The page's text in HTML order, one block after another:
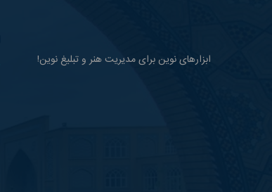
ابزارهای نوین برای مدیریت هنر و تبلیغ نوین!